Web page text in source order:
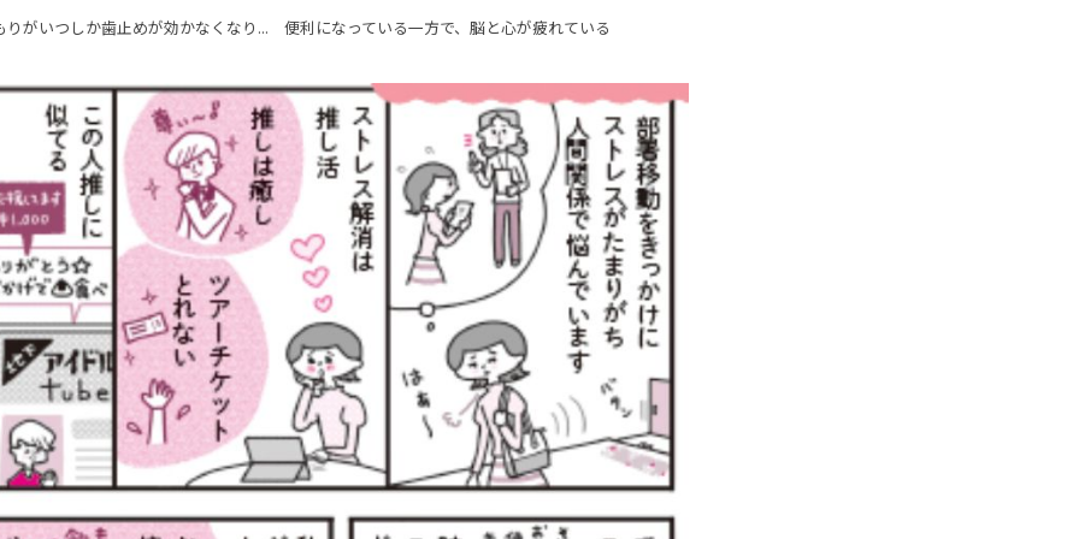
りがいつしか歯止めが効かなくなり... 便利になっている一方で、脳と心が疲れている